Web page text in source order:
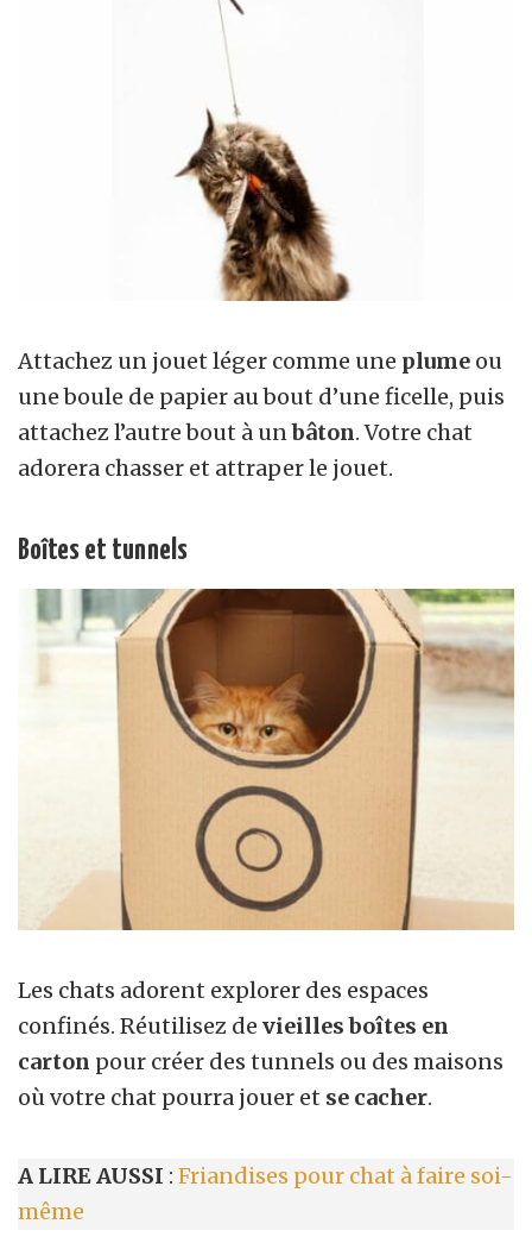
Attachez un jouet léger comme une plume ou
une boule de papier au bout d’une ficelle, puis
attachez l’autre bout à unbâton. Votre chat
adorera chasser et attraper le jouet.
Boîtes et tunnels
Les chats adorent explorer des espaces
confinés. Réutilisez de vieilles boîtes en
carton pour créer des tunnels ou des maisons
où votre chat pourra jouer et se cacher.
A LIRE AUSSI : Friandises pour chat à faire soi-
même